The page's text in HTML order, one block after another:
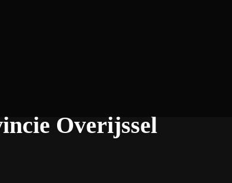
Overijssel